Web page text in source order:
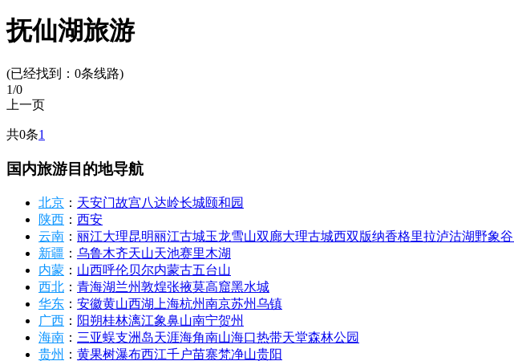
抚仙湖旅游
(已经找到： 0条线路)
1/0
上一页
共0条1
国内旅游目的地导航
北京 ： 天安门故宫八达岭长城颐和园
陕西 ： 西安
云南 ： 丽江大理昆明丽江古城玉龙雪山双廊大理古城西双版纳香格里拉泸沽湖野象谷
新疆 ： 乌鲁木齐天山天池赛里木湖
内蒙 ： 山西呼伦贝尔内蒙古五台山
西北 ： 青海湖兰州敦煌张掖莫高窟黑水城
华东 ： 安徽黄山西湖 上海杭州南京苏州乌镇
广西 ： 阳朔桂林漓江象鼻山南宁贺州
海南 ： 三亚蜈支洲岛天涯海角南山海口热带天堂森林公园
贵州 ： 黄果树瀑布西江千户苗寨梵净山贵阳